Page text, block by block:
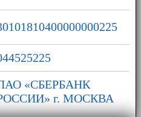
«СБЕРБАНК
г. МОСКВА